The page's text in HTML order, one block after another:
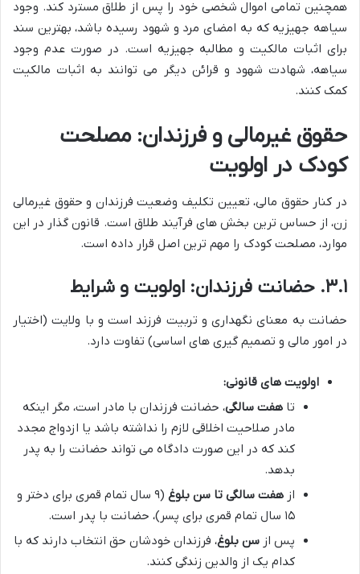
همچنین تمامی اموال شخصی خود را پس از طلاق مسترد کند. وجود
سیاهه جهیزیه که به امضای مرد و شهود رسیده باشد، بهترین سند
برای اثبات مالکیت و مطالبه جهیزیه است. در صورت عدم وجود
سیاهه، شهادت شهود و قرائن دیگر می توانند به اثبات مالکیت
کمک کنند.
حقوق غیرمالی و فرزندان: مصلحت
کودک در اولویت
در کنار حقوق مالی، تعیین تکلیف وضعیت فرزندان و حقوق غیرمالی
زن، از حساس ترین بخش های فرآیند طلاق است. قانون گذار در این
موارد، مصلحت کودک را مهم ترین اصل قرار داده است.
۳.۱. حضانت فرزندان: اولویت و شرایط
حضانت به معنای نگهداری و تربیت فرزند است و با ولایت (اختیار
در امور مالی و تصمیم گیری های اساسی) تفاوت دارد.
اولویت های قانونی:
تا هفت سالگی، حضانت فرزندان با مادر است، مگر اینکه
مادر صلاحیت اخلاقی لازم را نداشته باشد یا ازدواج مجدد
کند که در این صورت دادگاه می تواند حضانت را به پدر
بدهد.
از هفت سالگی تا سن بلوغ
(۹ سال تمام قمری برای دختر و
۱۵ سال تمام قمری برای پسر)، حضانت با پدر است.
پس از سن بلوغ، فرزندان خودشان حق انتخاب دارند که با
کدام یک از والدین زندگی کنند.